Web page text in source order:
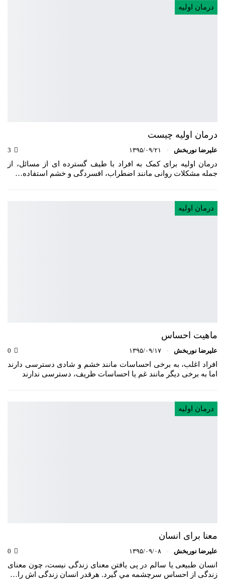
درمان اولیه
درمان اولیه چیست
علیرضا نوربخش ۱۳۹۵/۰۹/۲۱
درمان اولیه برای کمک به افراد با طیف گسترده ای از مسائل، از
جمله مشکلات روانی مانند اضطراب، افسردگی و خشم استفاده…
درمان اولیه
ماهیت احساس
علیرضا نوربخش ۱۳۹۵/۰۹/۱۷
افراد اغلب، به برخی احساسات مانند خشم و شادی دسترسی دارند
اما به برخی دیگر مانند غم یا احساسات ظریف، دسترسی ندارند
درمان اولیه
معنا برای انسان
علیرضا نوربخش ۱۳۹۵/۰۹/۰۸
انسان طبيعی یا سالم در پی یافتن معنای زندگی نيست، چون معنای
زندگی از احساس سرچشمه مي گيرد. هرقدر انسان زندگی اش را…